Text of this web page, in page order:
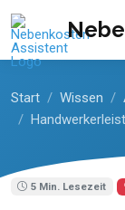
Start Wissen
5 Min. Lesezeit